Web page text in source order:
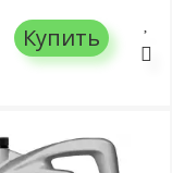
Купить